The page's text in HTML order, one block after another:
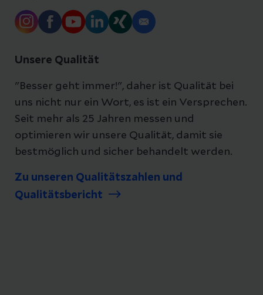
Unsere Qualität
"Besser geht immer!", daher ist Qualität bei
uns nicht nur ein Wort, es ist ein Versprechen.
Seit mehr als 25 Jahren messen und
optimieren wir unsere Qualität, damit sie
bestmöglich und sicher behandelt werden.
Zu unseren Qualitätszahlen und
Qualitätsbericht